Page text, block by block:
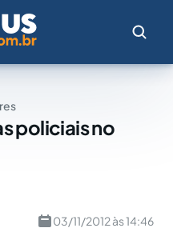
policiais no
03/11/2012 às 14:46